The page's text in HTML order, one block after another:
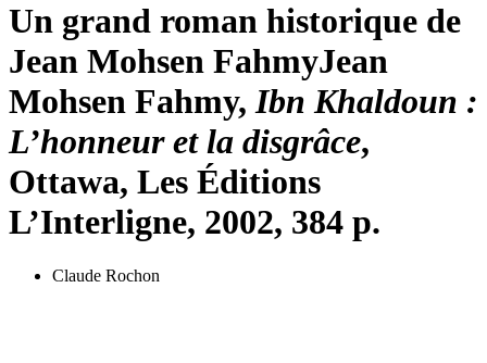
Un grand roman historique de
Jean Mohsen FahmyJean
Mohsen Fahmy, Ibn Khaldoun :
L’honneur et la disgrâce,
Ottawa, Les Éditions
L’Interligne, 2002, 384 p.
Claude Rochon